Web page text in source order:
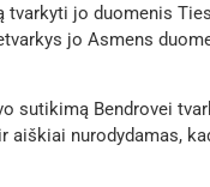
jo duomenis
jo Asmens
sutikimą Bendrovei
aiškiai nurodydamas,